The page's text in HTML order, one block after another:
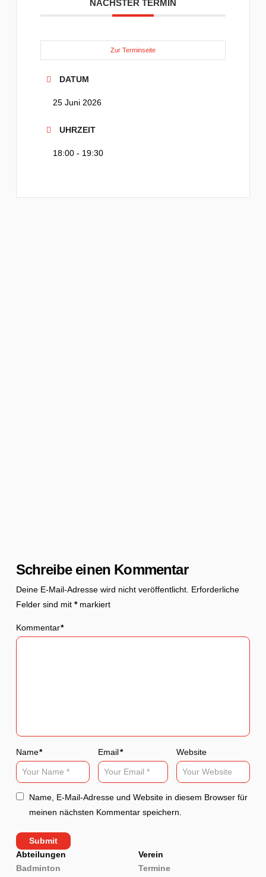
NÄCHSTER TERMIN
Zur Terminseite
DATUM
25 Juni 2026
UHRZEIT
18:00 - 19:30
Schreibe einen Kommentar
Deine E-Mail-Adresse wird nicht veröffentlicht. Erforderliche
Felder sind mit *markiert
Kommentar*
Name* Email* Website
Name, E-Mail-Adresse und Website in diesem Browser für
meinen nächsten Kommentar speichern.
Abteilungen
Badminton
Verein
Termine